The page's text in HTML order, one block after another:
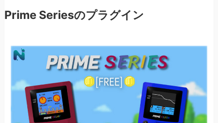
Prime Seriesのプラグイン